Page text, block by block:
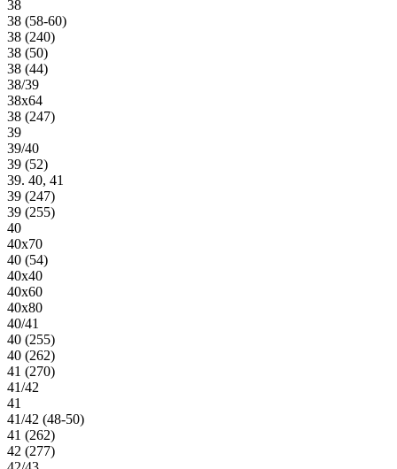
38
38 (58-60)
38 (240)
38 (50)
38 (44)
38/39
38х64
38 (247)
39
39/40
39 (52)
39. 40, 41
39 (247)
39 (255)
40
40х70
40 (54)
40х40
40х60
40х80
40/41
40 (255)
40 (262)
41 (270)
41/42
41
41/42 (48-50)
41 (262)
42 (277)